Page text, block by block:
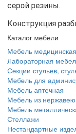
серой резины.
Конструкция
Каталог мебели
Мебель
Лабораторная
Секции стульев,
Мебель для
Мебель аптечная
Мебель из
Мебель
Стеллажи
Нестандартные